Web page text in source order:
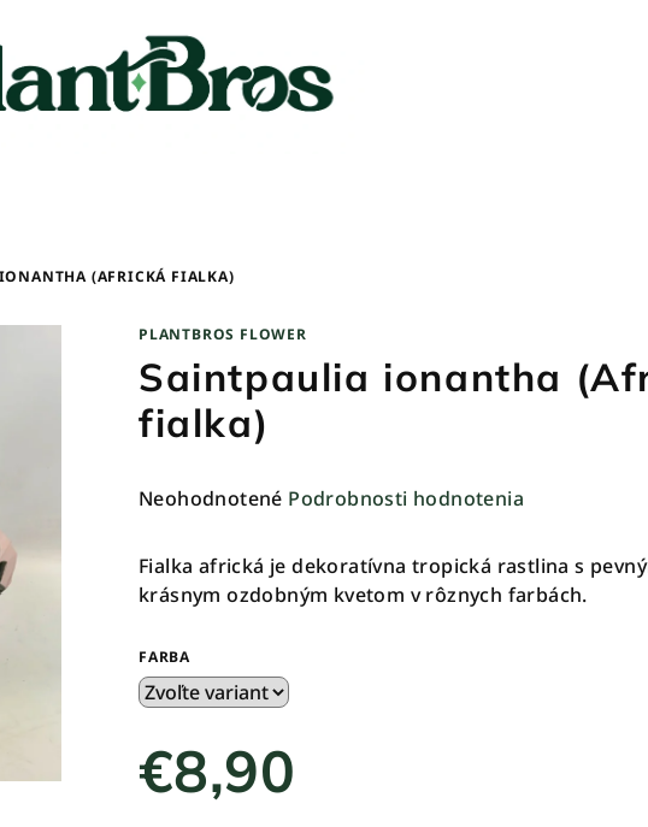
(AFRICKÁ FIALKA)
PLANTBROS FLOWER
Saintpaulia ionantha
fialka)
Priemerné
produktu
je
5
hviezdičiek.
Neohodnotené Podrobnosti hodnotenia
Fialka africká je dekoratívna tropická rastlina s
krásnym ozdobným kvetom v rôznych farbách.
FARBA
€8,90